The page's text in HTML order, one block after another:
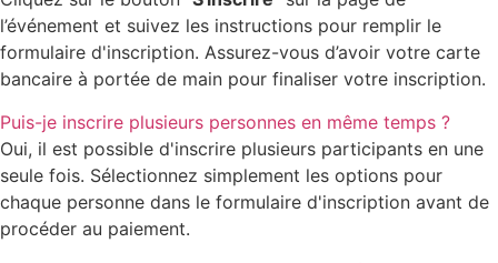
l’événement et suivez les instructions pour remplir le
formulaire d'inscription. Assurez-vous d’avoir votre carte
bancaire à portée de main pour finaliser votre inscription.
Puis-je inscrire plusieurs personnes en même temps ?
Oui, il est possible d'inscrire plusieurs participants en une
seule fois. Sélectionnez simplement les options pour
chaque personne dans le formulaire d'inscription avant de
procéder au paiement.